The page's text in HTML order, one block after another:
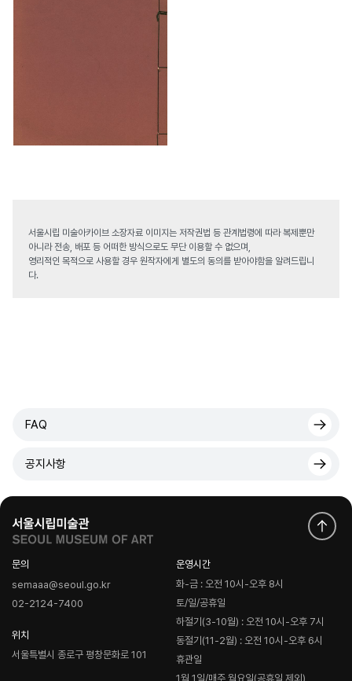
서울시립 미술아카이브 소장자료 이미지는 저작권법 등 관계법령에 따라 복제뿐만
아니라 전송, 배포 등 어떠한 방식으로도 무단 이용할 수 없으며,
영리적인 목적으로 사용할 경우 원작자에게 별도의 동의를 받아야함을 알려드립니
다.
FAQ
공지사항
문의
semaaa@seoul.go.kr
02-2124-7400
위치
서울특별시 종로구 평창문화로 101
운영시간
화-금 : 오전 10시-오후 8시
토/일/공휴일
하절기(3-10월) : 오전 10시-오후 7시
동절기(11-2월) : 오전 10시-오후 6시
휴관일
1월 1일/매주 월요일(공휴일 제외)